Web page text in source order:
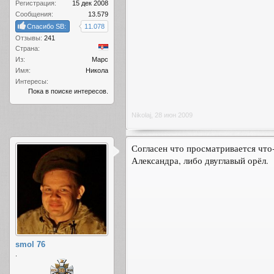
Регистрация:
15 дек 2008
Сообщения:
13.579
Спасибо SB:
11.078
Отзывы: 241
Страна:
Из:
Марс
Имя:
Никола
Интересы:
Пока в поиске интересов.
Nikolaj 28 июн 2009
smol 76
Согласен что просматривается
Александра, либо двуглавый орёл.